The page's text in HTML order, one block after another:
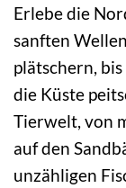
Erlebe die
sanften
plätschern,
die Küste
Tierwelt, von
auf den
unzähligen